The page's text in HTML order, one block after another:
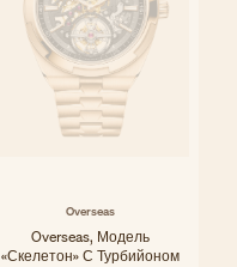
Overseas
Overseas, Модель
«скелетон» С Турбийоном